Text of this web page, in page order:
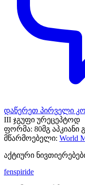
დაწერეთ პირველი
III ჯგუფი ურეცეპტოდ
ფორმა: 80მგ
მწარმოებელი: World
აქტიური
fenspiride